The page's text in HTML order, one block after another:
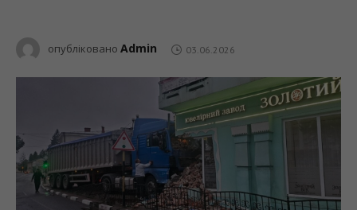
опубліковано Admin 03.06.2026